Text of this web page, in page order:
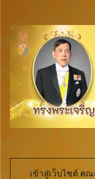
เข้าสู่เว็บไซต์ ค